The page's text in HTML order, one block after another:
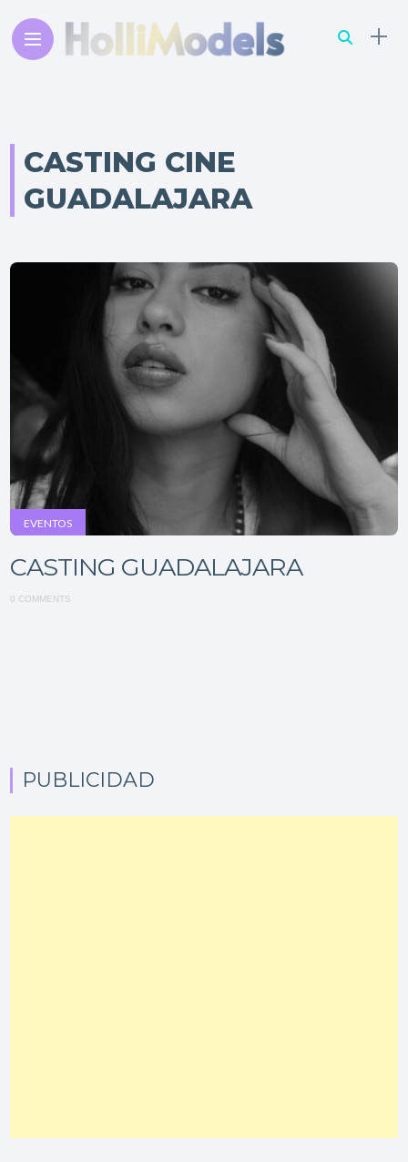
CASTING CINE
GUADALAJARA
EVENTOS
CASTING GUADALAJARA
0 COMMENTS
PUBLICIDAD